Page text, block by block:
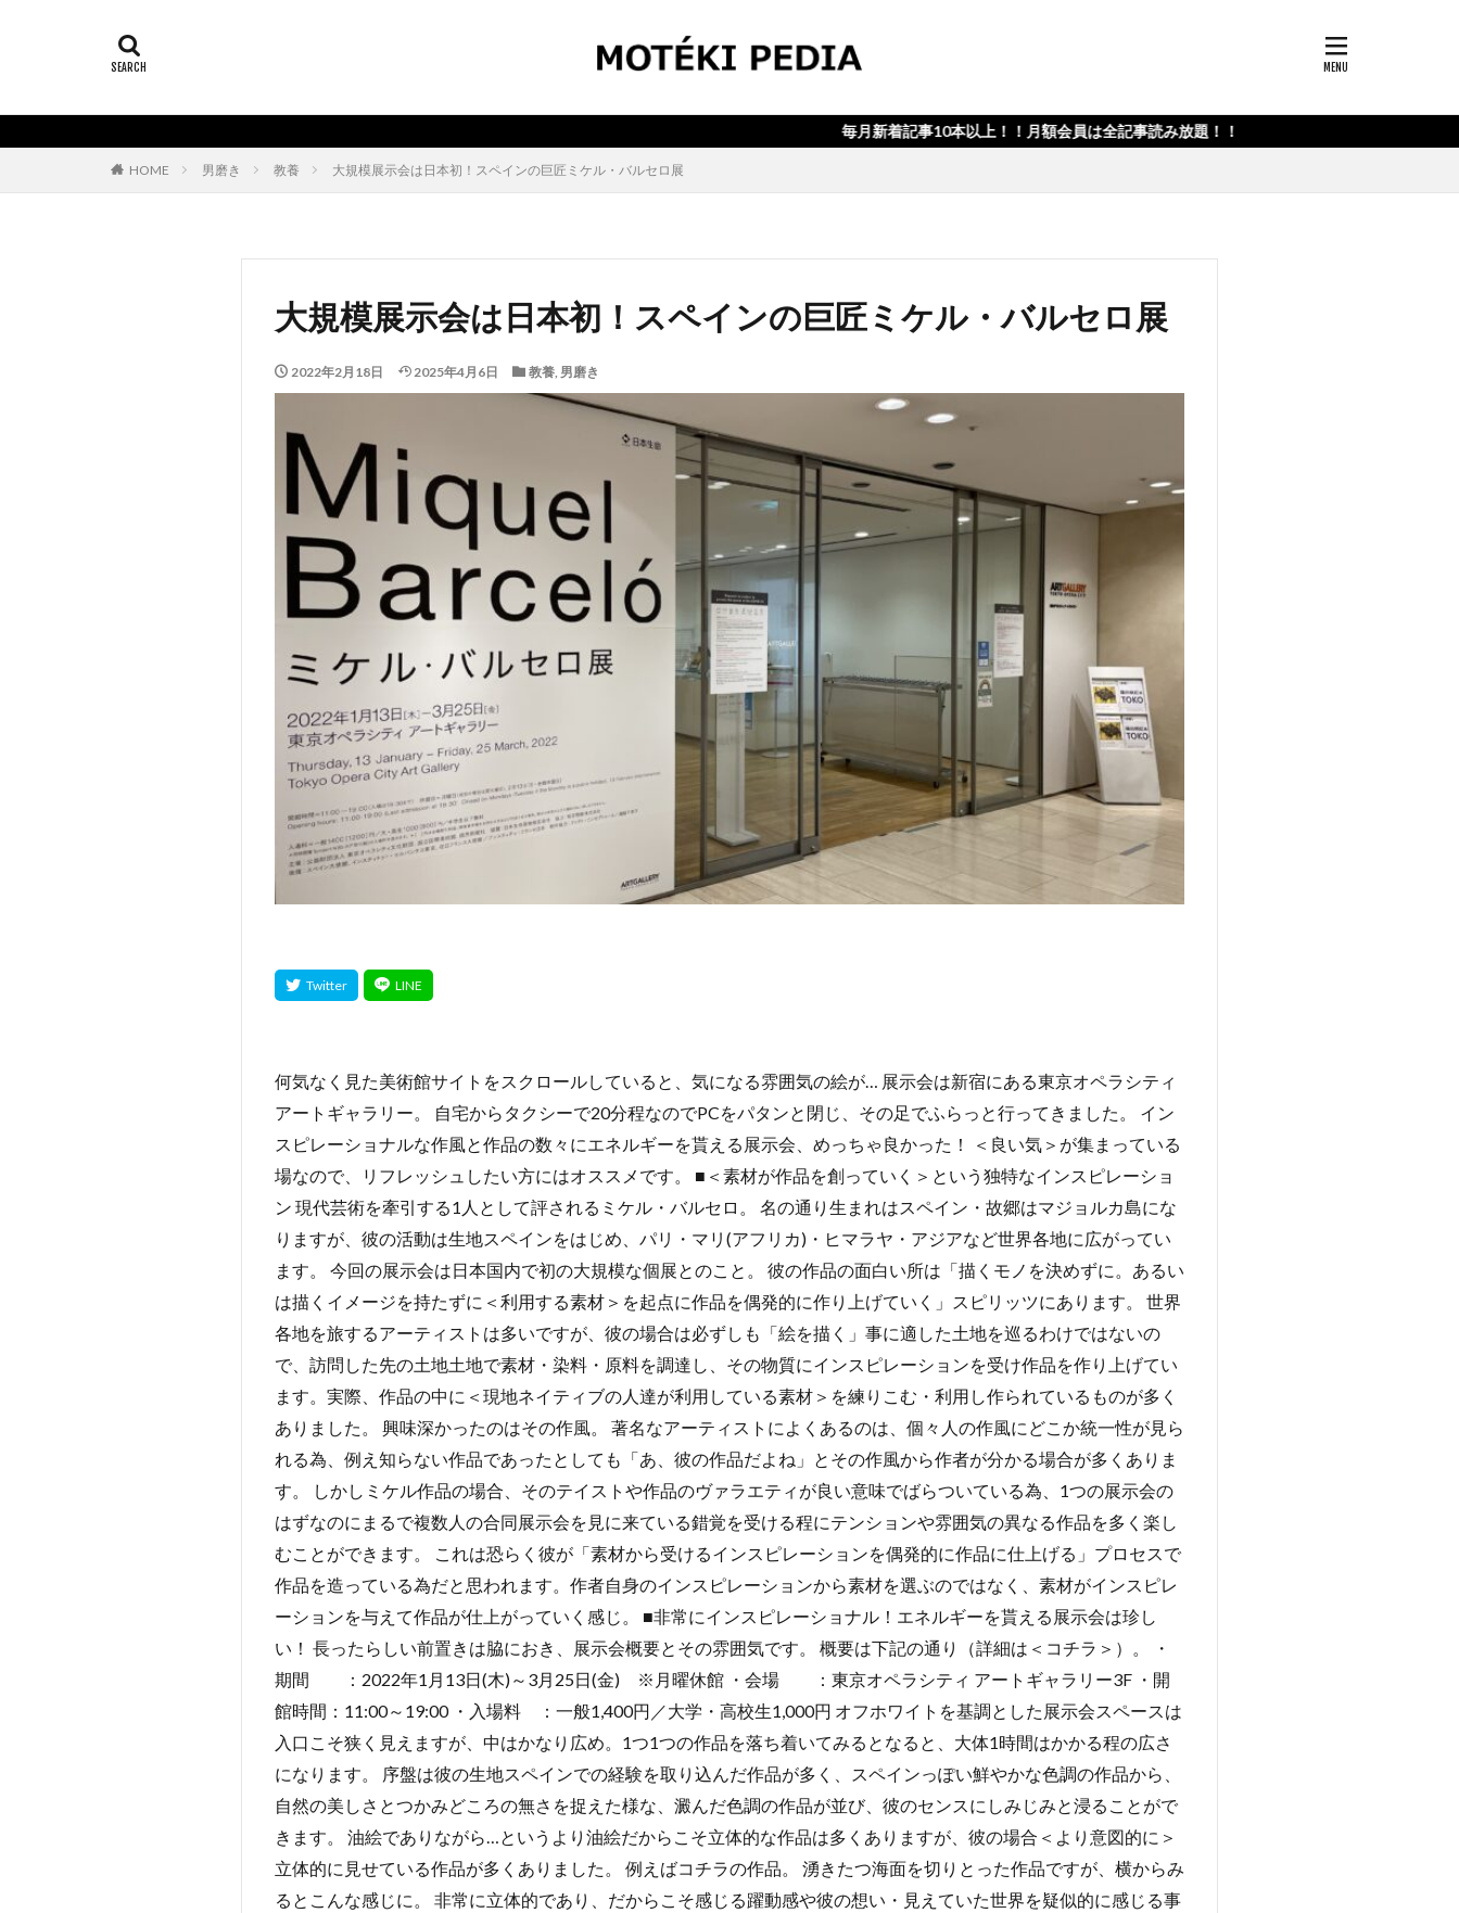
毎月新着記事10本以上！！月額会員は全記事読み放題！！
HOME 男磨き 教養 大規模展示会は日本初！スペインの巨匠ミケル・バルセロ展
大規模展示会は日本初！スペインの巨匠ミケル・バルセロ展
2022年2月18日 2025年4月6日 教養, 男磨き
何気なく見た美術館サイトをスクロールしていると、気になる雰囲気の絵が… 展示会は新宿にある東京オペラシティ
アートギャラリー。 自宅からタクシーで20分程なのでPCをパタンと閉じ、その足でふらっと行ってきました。 イン
スピレーショナルな作風と作品の数々にエネルギーを貰える展示会、めっちゃ良かった！ ＜良い気＞が集まっている
場なので、リフレッシュしたい方にはオススメです。 ■＜素材が作品を創っていく＞という独特なインスピレーショ
ン 現代芸術を牽引する1人として評されるミケル・バルセロ。 名の通り生まれはスペイン・故郷はマジョルカ島にな
りますが、彼の活動は生地スペインをはじめ、パリ・マリ(アフリカ)・ヒマラヤ・アジアなど世界各地に広がってい
ます。 今回の展示会は日本国内で初の大規模な個展とのこと。 彼の作品の面白い所は「描くモノを決めずに。あるい
は描くイメージを持たずに＜利用する素材＞を起点に作品を偶発的に作り上げていく」スピリッツにあります。 世界
各地を旅するアーティストは多いですが、彼の場合は必ずしも「絵を描く」事に適した土地を巡るわけではないの
で、訪問した先の土地土地で素材・染料・原料を調達し、その物質にインスピレーションを受け作品を作り上げてい
ます。実際、作品の中に＜現地ネイティブの人達が利用している素材＞を練りこむ・利用し作られているものが多く
ありました。 興味深かったのはその作風。 著名なアーティストによくあるのは、個々人の作風にどこか統一性が見ら
れる為、例え知らない作品であったとしても「あ、彼の作品だよね」とその作風から作者が分かる場合が多くありま
す。 しかしミケル作品の場合、そのテイストや作品のヴァラエティが良い意味でばらついている為、1つの展示会の
はずなのにまるで複数人の合同展示会を見に来ている錯覚を受ける程にテンションや雰囲気の異なる作品を多く楽し
むことができます。 これは恐らく彼が「素材から受けるインスピレーションを偶発的に作品に仕上げる」プロセスで
作品を造っている為だと思われます。作者自身のインスピレーションから素材を選ぶのではなく、素材がインスピレ
ーションを与えて作品が仕上がっていく感じ。 ■非常にインスピレーショナル！エネルギーを貰える展示会は珍し
い！ 長ったらしい前置きは脇におき、展示会概要とその雰囲気です。 概要は下記の通り（詳細は＜コチラ＞）。 ・
期間 ：2022年1月13日(木)～3月25日(金) ※月曜休館 ・会場 ：東京オペラシティ アートギャラリー3F ・開
館時間：11:00～19:00 ・入場料 ：一般1,400円／大学・高校生1,000円 オフホワイトを基調とした展示会スペースは
入口こそ狭く見えますが、中はかなり広め。1つ1つの作品を落ち着いてみるとなると、大体1時間はかかる程の広さ
になります。 序盤は彼の生地スペインでの経験を取り込んだ作品が多く、スペインっぽい鮮やかな色調の作品から、
自然の美しさとつかみどころの無さを捉えた様な、澱んだ色調の作品が並び、彼のセンスにしみじみと浸ることがで
きます。 油絵でありながら…というより油絵だからこそ立体的な作品は多くありますが、彼の場合＜より意図的に＞
立体的に見せている作品が多くありました。 例えばコチラの作品。 湧きたつ海面を切りとった作品ですが、横からみ
るとこんな感じに。 非常に立体的であり、だからこそ感じる躍動感や彼の想い・見えていた世界を疑似的に感じる事